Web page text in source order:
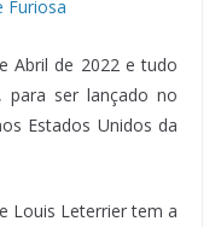
Abril de 2022 e tudo
ser lançado no
Estados Unidos da
Louis Leterrier tem a